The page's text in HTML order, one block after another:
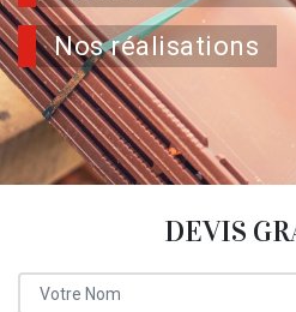
Nos réalisations
DEVIS